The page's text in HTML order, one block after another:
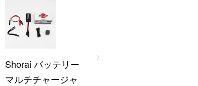
Shorai バッテリー
マルチチャージャ